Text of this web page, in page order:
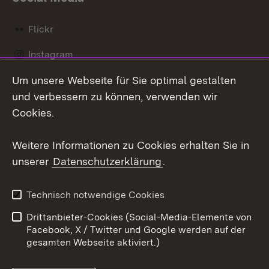
Flickr
Instagram
Social Wall
Barrierefreiheit
Benutzungshinweise
Impressum
Cookies
Um unsere Webseite für Sie optimal gestalten
und verbessern zu können, verwenden wir
Cookies.
Weitere Informationen zu Cookies erhalten Sie in
unserer Datenschutzerklärung.
Technisch notwendige Cookies
Drittanbieter-Cookies (Social-Media-Elemente von
Facebook, X / Twitter und Google werden auf der
gesamten Webseite aktiviert.)